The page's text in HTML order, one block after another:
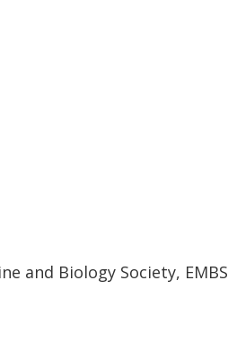
and Biology Society, EMBS